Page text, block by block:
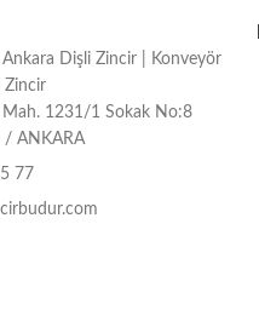
Dişli Zincir | Konveyör
Zincir
1231/1 Sokak No:8
/ ANKARA
77